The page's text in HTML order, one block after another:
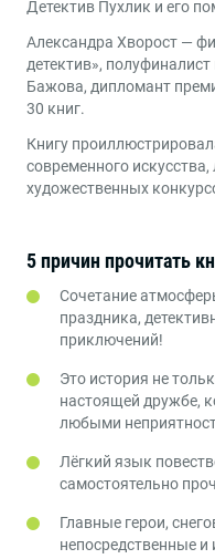
Детектив Пухлик и его
Александра Хворост —
детектив»,
Бажова, дипломант
30 книг.
Книгу
современного
художественных
5 причин прочитать
Сочетание
праздника,
приключений!
Это история не
настоящей дружбе,
любыми
Лёгкий язык
самостоятельно
Главные герои,
непосредственные и